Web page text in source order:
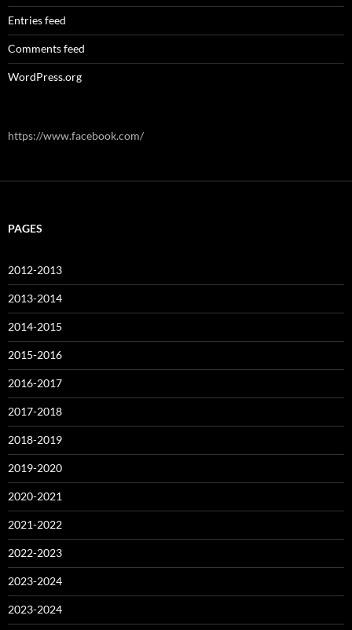
Entries feed
Comments feed
WordPress.org
https://www.facebook.com/
PAGES
2012-2013
2013-2014
2014-2015
2015-2016
2016-2017
2017-2018
2018-2019
2019-2020
2020-2021
2021-2022
2022-2023
2023-2024
2023-2024